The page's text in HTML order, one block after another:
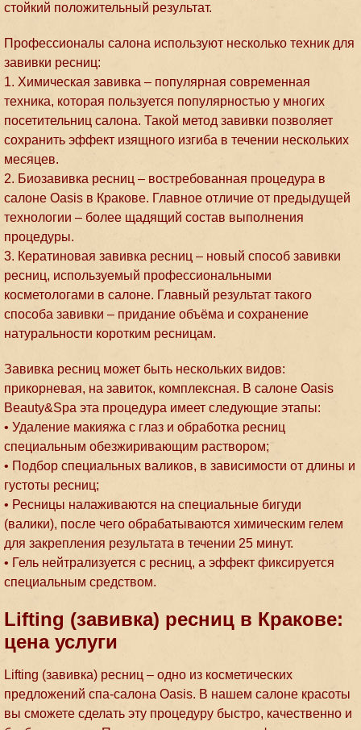
стойкий положительный результат.
Профессионалы салона используют несколько техник для
завивки ресниц:
1. Химическая завивка – популярная современная
техника, которая пользуется популярностью у многих
посетительниц салона. Такой метод завивки позволяет
сохранить эффект изящного изгиба в течении нескольких
месяцев.
2. Биозавивка ресниц – востребованная процедура в
салоне Oasis в Кракове. Главное отличие от предыдущей
технологии – более щадящий состав выполнения
процедуры.
3. Кератиновая завивка ресниц – новый способ завивки
ресниц, используемый профессиональными
косметологами в салоне. Главный результат такого
способа завивки – придание объёма и сохранение
натуральности коротким ресницам.
Завивка ресниц может быть нескольких видов:
прикорневая, на завиток, комплексная. В салоне Oasis
Beauty&Spa эта процедура имеет следующие этапы:
• Удаление макияжа с глаз и обработка ресниц
специальным обезжиривающим раствором;
• Подбор специальных валиков, в зависимости от длины и
густоты ресниц;
• Ресницы налаживаются на специальные бигуди
(валики), после чего обрабатываются химическим гелем
для закрепления результата в течении 25 минут.
• Гель нейтрализуется с ресниц, а эффект фиксируется
специальным средством.
Lifting (завивка) ресниц в Кракове:
цена услуги
Lifting (завивка) ресниц – одно из косметических
предложений спа-салона Oasis. В нашем салоне красоты
вы сможете сделать эту процедуру быстро, качественно и